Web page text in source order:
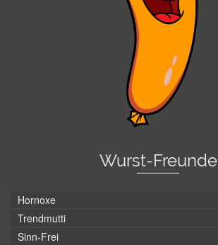
Wurst-Freunde
Hornoxe
Trendmutti
Sinn-Frei